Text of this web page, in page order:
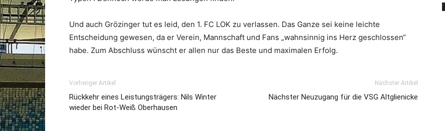
Und auch Grözinger tut es leid, den 1. FC LOK zu verlassen. Das Ganze sei keine leichte
Entscheidung gewesen, da er Verein, Mannschaft und Fans „wahnsinnig ins Herz geschlossen“
habe. Zum Abschluss wünscht er allen nur das Beste und maximalen Erfolg.
Vorheriger Artikel
Rückkehr eines Leistungsträgers: Nils Winter
wieder bei Rot-Weiß Oberhausen
Nächster Artikel
Nächster Neuzugang für die VSG Altglienicke